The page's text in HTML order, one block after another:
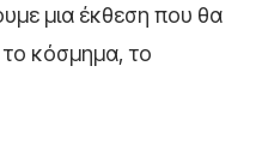
μια έκθεση που θα
το κόσμημα, το